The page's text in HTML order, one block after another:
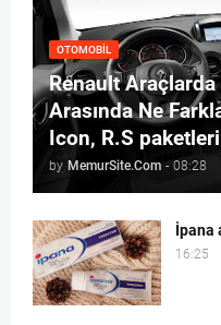
OTOMOBIL
Renault Araçlarda
Arasında Ne
Icon, R.S
by MemurSite.Com - 08:28
İpana
16:25